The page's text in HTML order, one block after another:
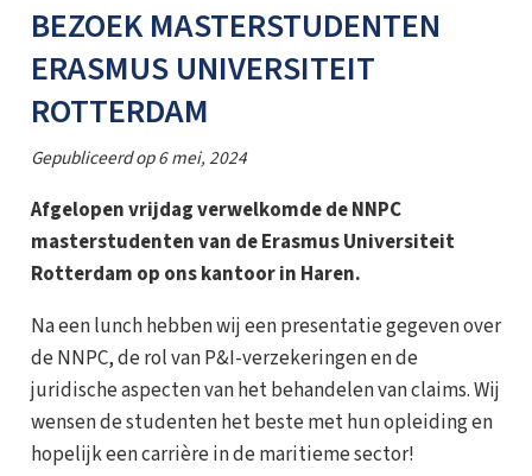
BEZOEK MASTERSTUDENTEN
ERASMUS UNIVERSITEIT
ROTTERDAM
Gepubliceerd op6 mei, 2024
Afgelopen vrijdag verwelkomde de NNPC
masterstudenten van de Erasmus Universiteit
Rotterdam op ons kantoor in Haren.
Na een lunch hebben wij een presentatie gegeven over
de NNPC, de rol van P&I-verzekeringen en de
juridische aspecten van het behandelen van claims. Wij
wensen de studenten het beste met hun opleiding en
hopelijk een carrière in de maritieme sector!